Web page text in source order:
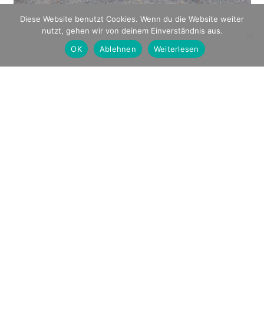
Die Vorteile eines halbanonymen
Grabfelds auf einem Blick:
Diese Website benutzt Cookies. Wenn du die Website weiter
nutzt, gehen wir von deinem Einverständnis aus.
OK
Ablehnen Weiterlesen